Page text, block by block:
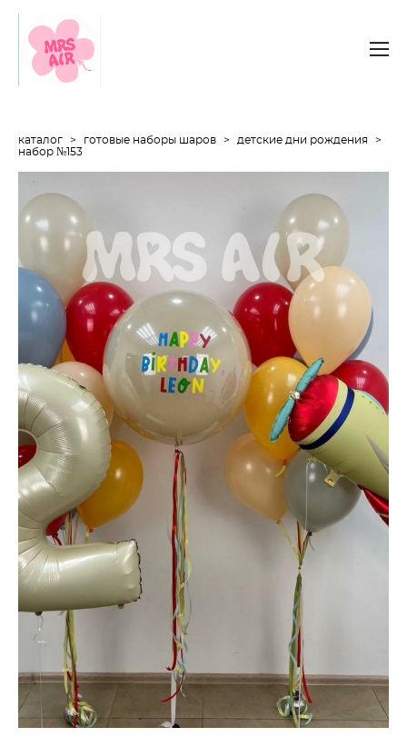
каталог > готовые наборы шаров > детские дни рождения
>
набор №153